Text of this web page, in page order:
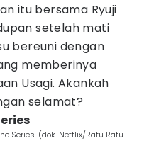
itu bersama Ryuji
setelah mati
bereuni dengan
memberinya
Usagi. Akankah
selamat?
Series. (dok. Netflix/Ratu Ratu